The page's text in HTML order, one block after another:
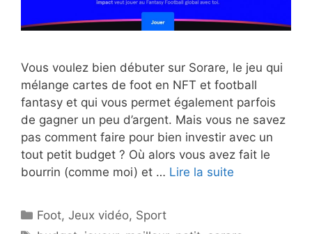
Vous voulez bien débuter sur Sorare, le jeu qui
mélange cartes de foot en NFT et football
fantasy et qui vous permet également parfois
de gagner un peu d’argent. Mais vous ne savez
pas comment faire pour bien investir avec un
tout petit budget ? Où alors vous avez fait le
bourrin (comme moi) et … Lire la suite
Catégories
Foot,Jeux vidéo, Sport